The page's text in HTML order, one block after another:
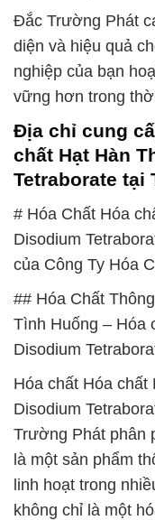
Đắc Trường Phát
diện và hiệu quả
nghiệp của bạn
vững hơn trong
Địa chỉ cung
chất Hạt Hàn
Tetraborate tại
# Hóa Chất Hóa
Disodium
của Công Ty Hóa
## Hóa Chất
Tình Huống – Hóa
Disodium
Hóa chất Hóa
Disodium
Trường Phát phân
là một sản phẩm
linh hoạt trong
không chỉ là một